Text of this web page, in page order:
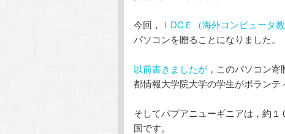
テ
ツ
へ
ン
へ
移
今回， ＩDCＥ（海外コンピュータ
パソコンを贈ることになりました。
以前書きましたが ，このパソコン
都情報大学院大学の学生がボランテ
そしてパプアニューギニアは，約
国です。